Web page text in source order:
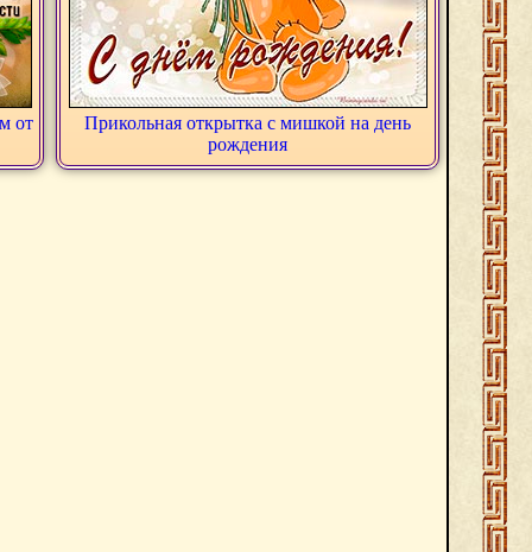
от
Прикольная открытка с мишкой на день
рождения